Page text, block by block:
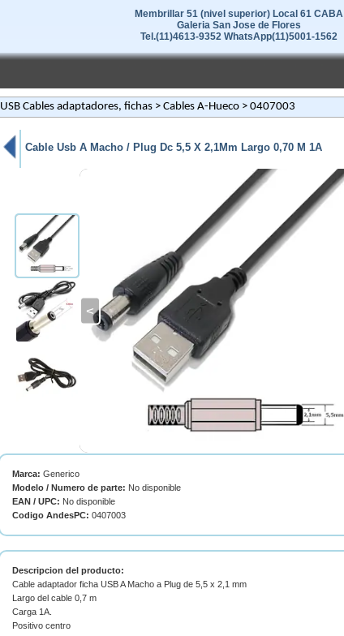
Membrillar 51 (nivel superior) Local 61 CABA
Galeria San Jose de Flores
Tel.(11)4613-9352 WhatsApp(11)5001-1562
USB Cables adaptadores, fichas > Cables A-Hueco > 0407003
Cable Usb A Macho / Plug Dc 5,5 X 2,1Mm Largo 0,70 M 1A
<
Marca: Generico
Modelo / Numero de parte: No disponible
EAN / UPC: No disponible
Codigo AndesPC: 0407003
Descripcion del producto:
Cable adaptador ficha USB A Macho a Plug de 5,5 x 2,1 mm
Largo del cable 0,7 m
Carga 1A.
Positivo centro